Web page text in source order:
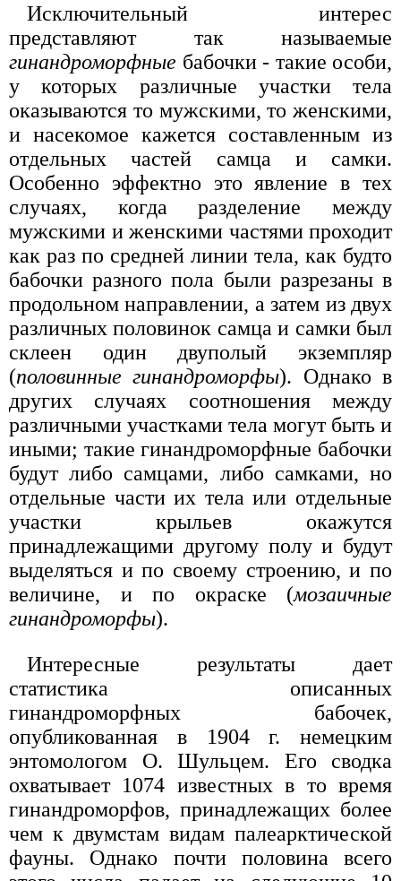
Исключительный интерес
представляют так называемые
гинандроморфные бабочки - такие особи,
у которых различные участки тела
оказываются то мужскими, то женскими,
и насекомое кажется составленным из
отдельных частей самца и самки.
Особенно эффектно это явление в тех
случаях, когда разделение между
мужскими и женскими частями проходит
как раз по средней линии тела, как будто
бабочки разного пола были разрезаны в
продольном направлении, а затем из двух
различных половинок самца и самки был
склеен один двуполый экземпляр
(половинные гинандроморфы). Однако в
других случаях соотношения между
различными участками тела могут быть и
иными; такие гинандроморфные бабочки
будут либо самцами, либо самками, но
отдельные части их тела или отдельные
участки крыльев окажутся
принадлежащими другому полу и будут
выделяться и по своему строению, и по
величине, и по окраске (мозаичные
гинандроморфы).
Интересные результаты дает
статистика описанных
гинандроморфных бабочек,
опубликованная в 1904 г. немецким
энтомологом О. Шульцем. Его сводка
охватывает 1074 известных в то время
гинандроморфов, принадлежащих более
чем к двумстам видам палеарктической
фауны. Однако почти половина всего